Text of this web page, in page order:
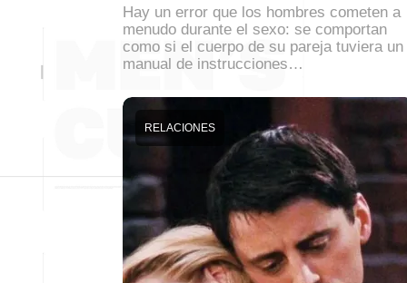
Hay un error que los hombres cometen a
menudo durante el sexo: se comportan
como si el cuerpo de su pareja tuviera un
manual de instrucciones…
RELACIONES